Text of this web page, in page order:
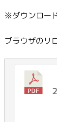
※ダウンロー
ブラウザのリ